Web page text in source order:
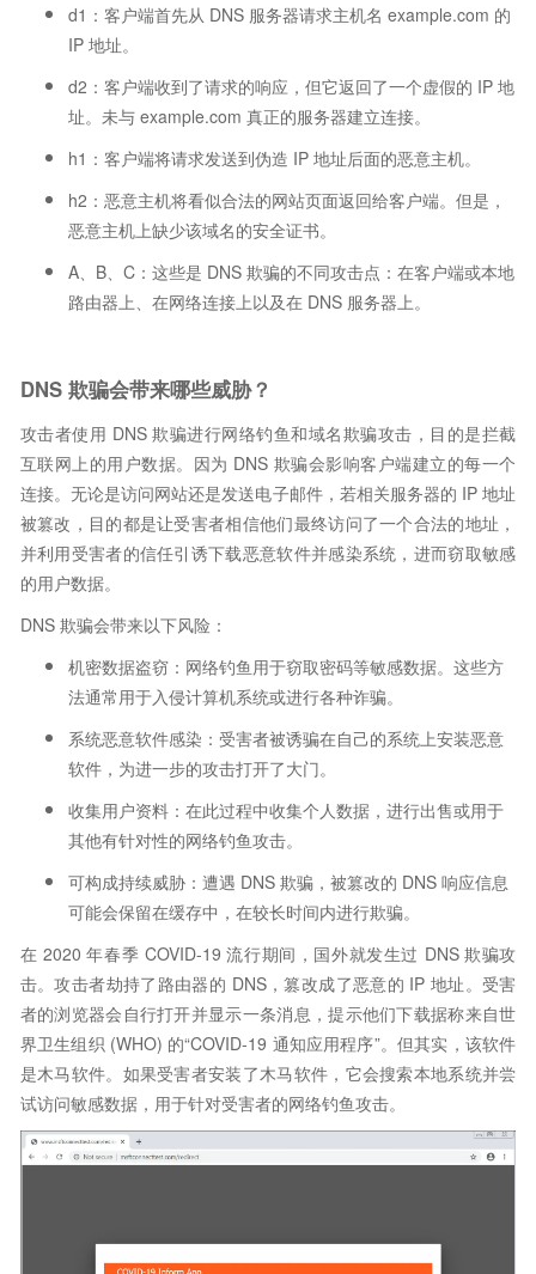
d1：客户端首先从 DNS 服务器请求主机名 example.com 的
IP 地址。
d2：客户端收到了请求的响应，但它返回了一个虚假的 IP 地
址。未与 example.com 真正的服务器建立连接。
h1：客户端将请求发送到伪造 IP 地址后面的恶意主机。
h2：恶意主机将看似合法的网站页面返回给客户端。但是，
恶意主机上缺少该域名的安全证书。
A、B、C：这些是 DNS 欺骗的不同攻击点：在客户端或本地
路由器上、在网络连接上以及在 DNS 服务器上。
DNS 欺骗会带来哪些威胁？
攻击者使用 DNS 欺骗进行网络钓鱼和域名欺骗攻击，目的是拦截
互联网上的用户数据。因为 DNS 欺骗会影响客户端建立的每一个
连接。无论是访问网站还是发送电子邮件，若相关服务器的 IP 地址
被篡改，目的都是让受害者相信他们最终访问了一个合法的地址，
并利用受害者的信任引诱下载恶意软件并感染系统，进而窃取敏感
的用户数据。
DNS 欺骗会带来以下风险：
机密数据盗窃：网络钓鱼用于窃取密码等敏感数据。这些方
法通常用于入侵计算机系统或进行各种诈骗。
系统恶意软件感染：受害者被诱骗在自己的系统上安装恶意
软件，为进一步的攻击打开了大门。
收集用户资料：在此过程中收集个人数据，进行出售或用于
其他有针对性的网络钓鱼攻击。
可构成持续威胁：遭遇 DNS 欺骗，被篡改的 DNS 响应信息
可能会保留在缓存中，在较长时间内进行欺骗。
在 2020 年春季 COVID-19 流行期间，国外就发生过 DNS 欺骗攻
击。攻击者劫持了路由器的 DNS，篡改成了恶意的 IP 地址。受害
者的浏览器会自行打开并显示一条消息，提示他们下载据称来自世
界卫生组织 (WHO) 的“COVID-19 通知应用程序”。但其实，该软件
是木马软件。如果受害者安装了木马软件，它会搜索本地系统并尝
试访问敏感数据，用于针对受害者的网络钓鱼攻击。